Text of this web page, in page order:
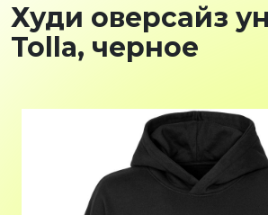
Худи оверсайз
Tolla, черное